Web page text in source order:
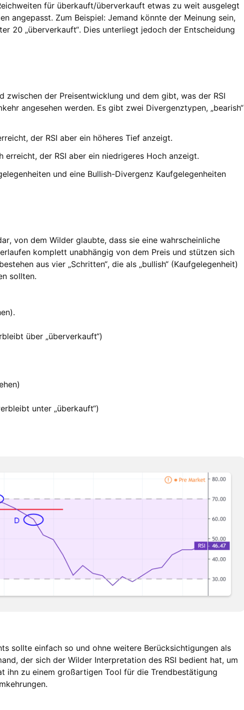
für überkauft/überverkauft etwas zu weit ausgelegt
angepasst. Zum Beispiel: Jemand könnte der Meinung sein,
20 „überverkauft“. Dies unterliegt jedoch der Entscheidung
zwischen der Preisentwicklung und dem gibt, was der RSI
angesehen werden. Es gibt zwei Divergenztypen, „bearish“
der RSI aber ein höheres Tief anzeigt.
erreicht, der RSI aber ein niedrigeres Hoch anzeigt.
und eine Bullish-Divergenz Kaufgelegenheiten
von dem Wilder glaubte, dass sie eine wahrscheinliche
komplett unabhängig von dem Preis und stützen sich
aus vier „Schritten“, die als „bullish“ (Kaufgelegenheit)
sollten.
über „überverkauft“)
unter „überkauft“)
sollte einfach so und ohne weitere Berücksichtigungen als
der sich der Wilder Interpretation des RSI bedient hat, um
ihn zu einem großartigen Tool für die Trendbestätigung